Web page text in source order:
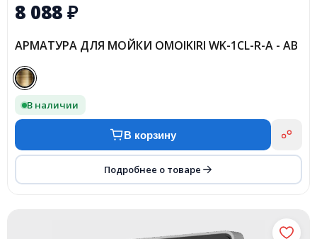
8 088₽
АРМАТУРА ДЛЯ МОЙКИ OMOIKIRI WK-1CL-R-A - AB
В наличии
В корзину
Подробнее о товаре